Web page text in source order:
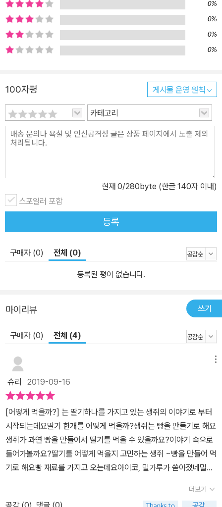
켜보고 있는 독자에게도 기대심을 함께 불러일으킨다. 0%
0%
0%
0%
100자평 게시물 운영 원칙
카테고리
현재 0/280byte (한글 140자 이내)
스포일러 포함
등록
구매자 (0) 전체 (0)
등록된 평이 없습니다.
마이리뷰 쓰기
구매자 (0) 전체 (4)
슈리 2019-09-16
[어떻게 먹을까?] 는 딸기하나를 가지고 있는 생쥐의 이야기로 부터
시작되는데요딸기 한개를 어떻게 먹을까?생쥐는 빵을 만들기로 해요
생쥐가 과연 빵을 만들어서 딸기를 먹을 수 있을까요?이야기 속으로
들어가볼까요?딸기를 어떻게 먹을지 고민하는 생쥐 ~빵을 만들어 먹
기로 해요빵 재료를 가지고 오는데요아이코, 밀가루가 쏟아졌네밀가
람에 계획했던 일이 틀어졌는데요어떻게 해야할까요?괜찮아 괜찮아!
더보기
공감 (0) 댓글 (0)